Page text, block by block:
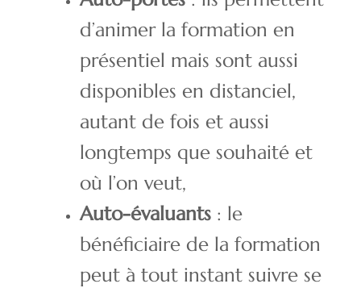
d’animer la formation en
présentiel mais sont aussi
disponibles en distanciel,
autant de fois et aussi
longtemps que souhaité et
où l’on veut,
Auto-évaluants: le
bénéficiaire de la formation
peut à tout instant suivre se